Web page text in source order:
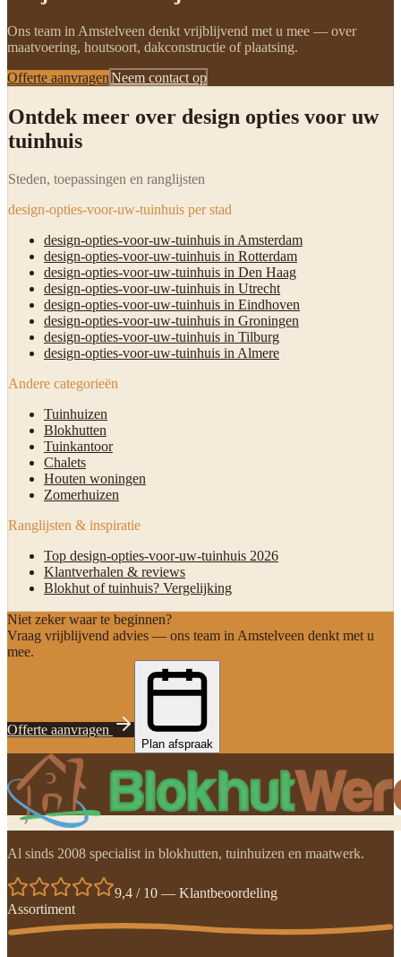
Ons team in Amstelveen denkt vrijblijvend met u mee — over
maatvoering, houtsoort, dakconstructie of plaatsing.
Offerte aanvragenNeem contact op
Ontdek meer over design opties voor uw
tuinhuis
Steden, toepassingen en ranglijsten
design-opties-voor-uw-tuinhuis per stad
design-opties-voor-uw-tuinhuis in Amsterdam
design-opties-voor-uw-tuinhuis in Rotterdam
design-opties-voor-uw-tuinhuis in Den Haag
design-opties-voor-uw-tuinhuis in Utrecht
design-opties-voor-uw-tuinhuis in Eindhoven
design-opties-voor-uw-tuinhuis in Groningen
design-opties-voor-uw-tuinhuis in Tilburg
design-opties-voor-uw-tuinhuis in Almere
Andere categorieën
Tuinhuizen
Blokhutten
Tuinkantoor
Chalets
Houten woningen
Zomerhuizen
Ranglijsten & inspiratie
Top design-opties-voor-uw-tuinhuis 2026
Klantverhalen & reviews
Blokhut of tuinhuis? Vergelijking
Niet zeker waar te beginnen?
Vraag vrijblijvend advies — ons team in Amstelveen denkt met u
mee.
Offerte aanvragen
Plan afspraak
Al sinds 2008 specialist in blokhutten, tuinhuizen en maatwerk.
9,4 / 10 — Klantbeoordeling
Assortiment